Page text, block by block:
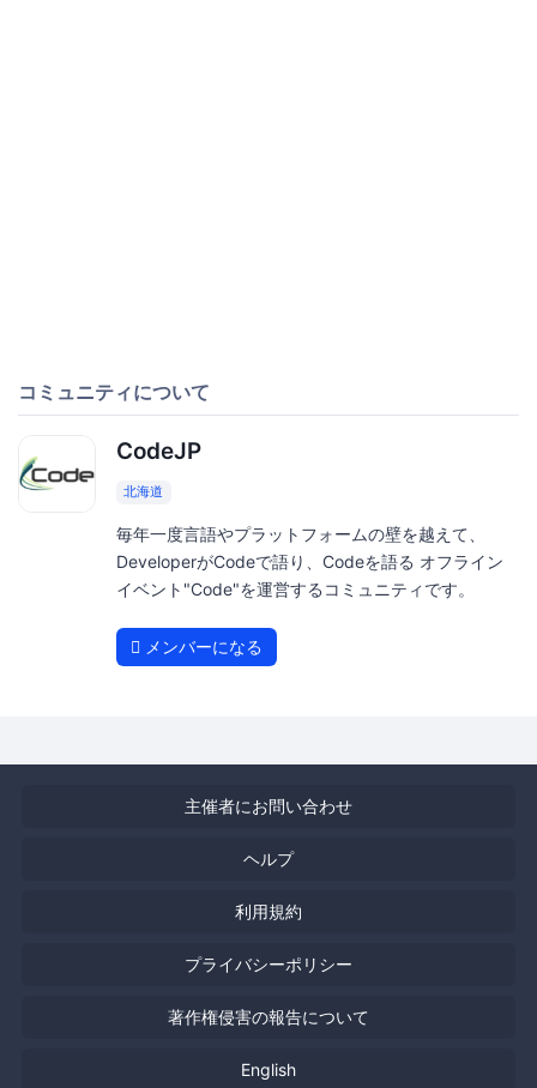
コミュニティについて
CodeJP
北海道
毎年一度言語やプラットフォームの壁を越えて、
DeveloperがCodeで語り、Codeを語る オフライン
イベント"Code"を運営するコミュニティです。
メンバーになる
主催者にお問い合わせ
ヘルプ
利用規約
プライバシーポリシー
著作権侵害の報告について
English